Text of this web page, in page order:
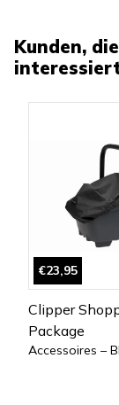
Kunden,
€23,95
Clipper
Package
Accessoires –